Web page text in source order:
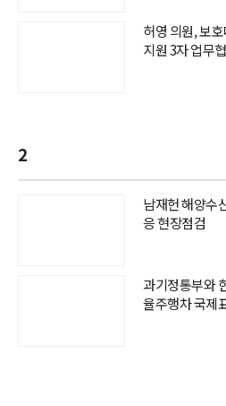
허영 의원, 보
지원 3자 업무
2
남재헌 해양수
응 현장점검
과기정통부와
율주행차 국제